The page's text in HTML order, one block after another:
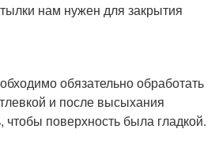
нам нужен для закрытия
обязательно обработать
и после высыхания
чтобы поверхность была гладкой.